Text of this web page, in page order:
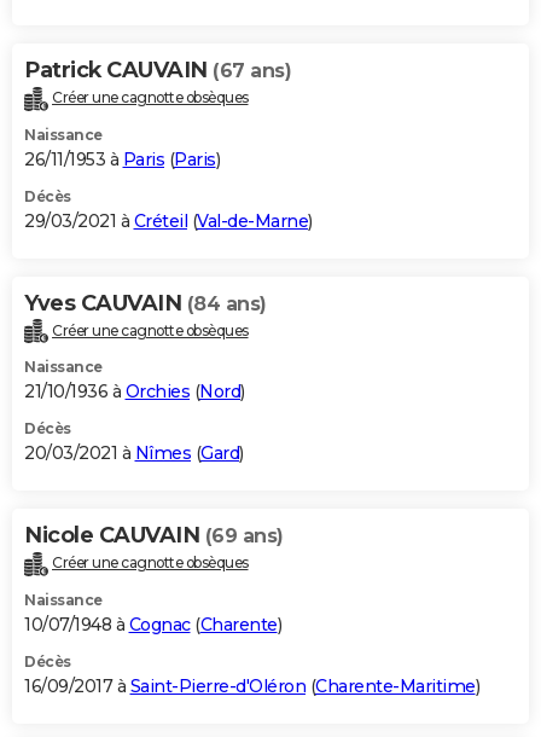
Patrick CAUVAIN (67 ans)
Créer une cagnotte obsèques
Naissance
26/11/1953 à Paris (Paris)
Décès
29/03/2021 à Créteil (Val-de-Marne)
Yves CAUVAIN (84 ans)
Créer une cagnotte obsèques
Naissance
21/10/1936 à Orchies (Nord)
Décès
20/03/2021 à Nîmes (Gard)
Nicole CAUVAIN (69 ans)
Créer une cagnotte obsèques
Naissance
10/07/1948 à Cognac(Charente)
Décès
16/09/2017 à Saint-Pierre-d'Oléron (Charente-Maritime)